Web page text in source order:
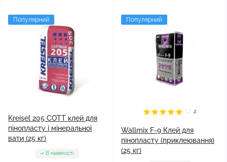
Популярний
Kreisel 205 СОТТ клей для
пінопласту і мінеральної
вати (25 кг)
В наявності
Популярний
2
Wallmix F-9 Клей для
пінопласту (приклеювання)
(25 кг)